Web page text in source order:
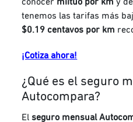
tenemos las tarifas más
$0.19 centavos por km
¡Cotiza ahora!
¿Qué es el seguro
Autocompara?
Elseguro mensual